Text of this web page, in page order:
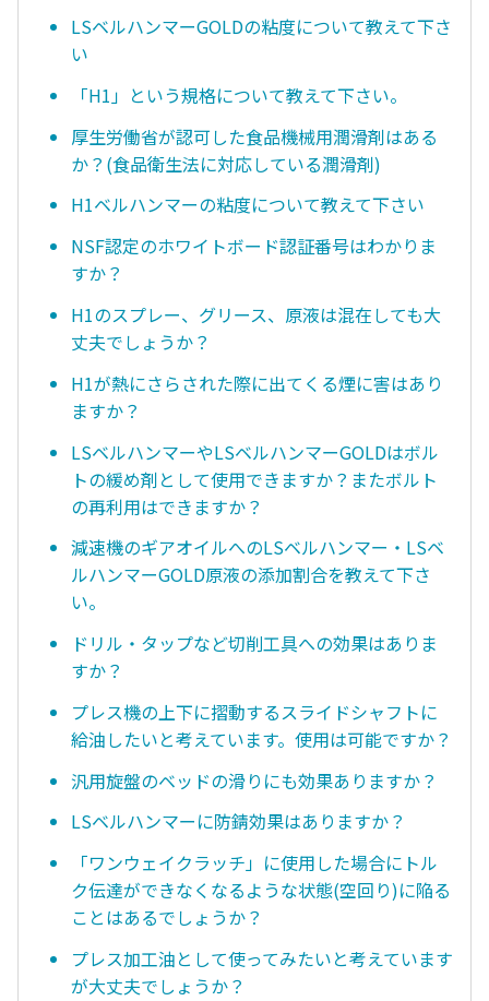
LSベルハンマーGOLDの粘度について教えて下さ
い
「H1」という規格について教えて下さい。
厚生労働省が認可した食品機械用潤滑剤はある
か？(食品衛生法に対応している潤滑剤)
H1ベルハンマーの粘度について教えて下さい
NSF認定のホワイトボード認証番号はわかりま
すか？
H1のスプレー、グリース、原液は混在しても大
丈夫でしょうか？
H1が熱にさらされた際に出てくる煙に害はあり
ますか？
LSベルハンマーやLSベルハンマーGOLDはボル
トの緩め剤として使用できますか？またボルト
の再利用はできますか？
減速機のギアオイルへのLSベルハンマー・LSベ
ルハンマーGOLD原液の添加割合を教えて下さ
い。
ドリル・タップなど切削工具への効果はありま
すか？
プレス機の上下に摺動するスライドシャフトに
給油したいと考えています。使用は可能ですか？
汎用旋盤のベッドの滑りにも効果ありますか？
LSベルハンマーに防錆効果はありますか？
「ワンウェイクラッチ」に使用した場合にトル
ク伝達ができなくなるような状態(空回り)に陥る
ことはあるでしょうか？
プレス加工油として使ってみたいと考えています
が大丈夫でしょうか？